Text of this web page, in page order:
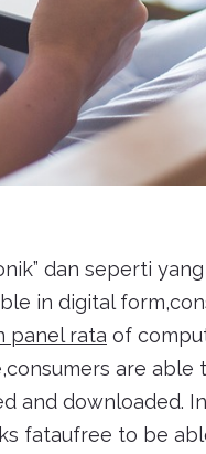
dan seperti
in digital
panel rata of
are
and downloaded.
fataufree to be